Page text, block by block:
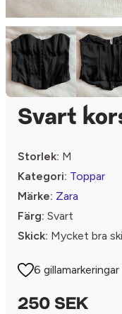
Svart
Storlek: M
Kategori: Toppar
Märke: Zara
Färg: Svart
Skick: Mycket bra
6 gillamarkeringar
250 SEK